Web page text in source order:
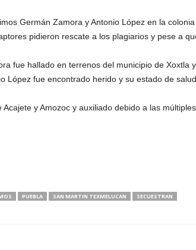
Germán Zamora y Antonio López en la colonia
pidieron rescate a los plagiarios y pese a
fue hallado en terrenos del municipio de Xoxtla y
López fue encontrado herido y su estado de salud
y Amozoc y auxiliado debido a las múltiples
PUEBLA SAN MARTIN TEXMELUCAN
SECUESTRAN